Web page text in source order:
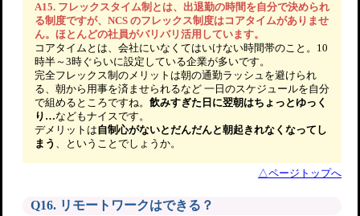
A15. フレックスタイム制とは、出退勤の時間を自分で決められ
る制度ですが、NCS のフレックス制度はコアタイムがありませ
ん。ほとんどの社員がバリバリ活用しています。
コアタイムとは、会社にいなくてはいけない時間帯のこと。10
時半～3時ぐらいに設定している企業が多いです。
完全フレックス制のメリットは朝の通勤ラッシュを避けられ
る、朝から用事を済ませられるなど 一日のスケジュールを自分
で組めるところですね。 飲みすぎた日に翌朝はちょっとゆっく
り…などもナイスです。
デメリットは自制心がないとだんだんと朝起きれなくなってし
まう
、ということでしょうか。
△ページトップへ
Q16. リモートワークはできる？